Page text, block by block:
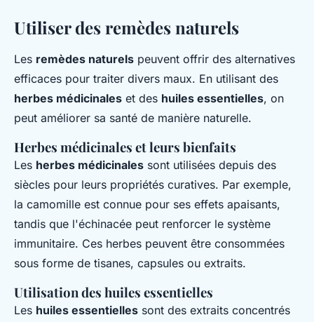
Utiliser des remèdes naturels
Les remèdes naturels peuvent offrir des alternatives
efficaces pour traiter divers maux. En utilisant des
herbes médicinales et des huiles essentielles, on
peut améliorer sa santé de manière naturelle.
Herbes médicinales et leurs bienfaits
Les herbes médicinales sont utilisées depuis des
siècles pour leurs propriétés curatives. Par exemple,
la camomille est connue pour ses effets apaisants,
tandis que l'échinacée peut renforcer le système
immunitaire. Ces herbes peuvent être consommées
sous forme de tisanes, capsules ou extraits.
Utilisation des huiles essentielles
Les huiles essentielles sont des extraits concentrés